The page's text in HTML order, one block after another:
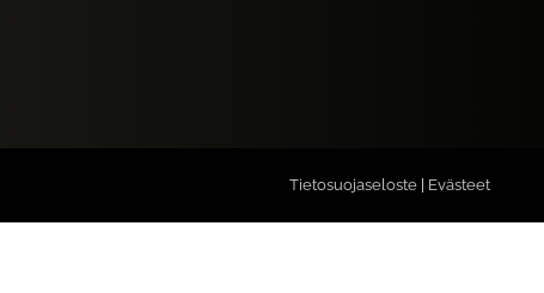
Tietosuojaseloste Evästeet